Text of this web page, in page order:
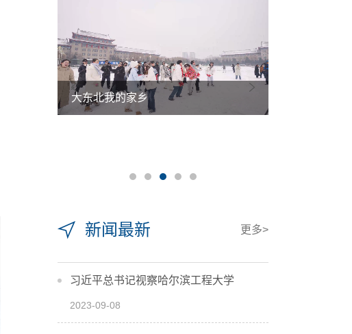
大东北我的家乡
新闻最新 更多>
习近平总书记视察哈尔滨工程大学
2023-09-08